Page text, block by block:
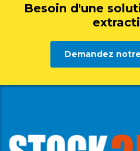
Besoin d'une
Demandez